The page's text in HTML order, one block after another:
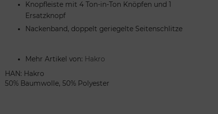
Knopfleiste mit 4 Ton-in-Ton Knöpfen und 1
Ersatzknopf
Nackenband, doppelt geriegelte Seitenschlitze
Mehr Artikel von: Hakro
HAN: Hakro
50% Baumwolle, 50% Polyester